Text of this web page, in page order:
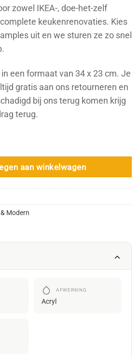
zowel IKEA-, doe-het-zelf
keukenrenovaties. Kies
uit en we sturen ze zo snel
een formaat van 34 x 23 cm. Je
gratis aan ons retourneren en
bij ons terug komen krijg
terug.
aan winkelwagen
Modern
AFWERKING
Acryl